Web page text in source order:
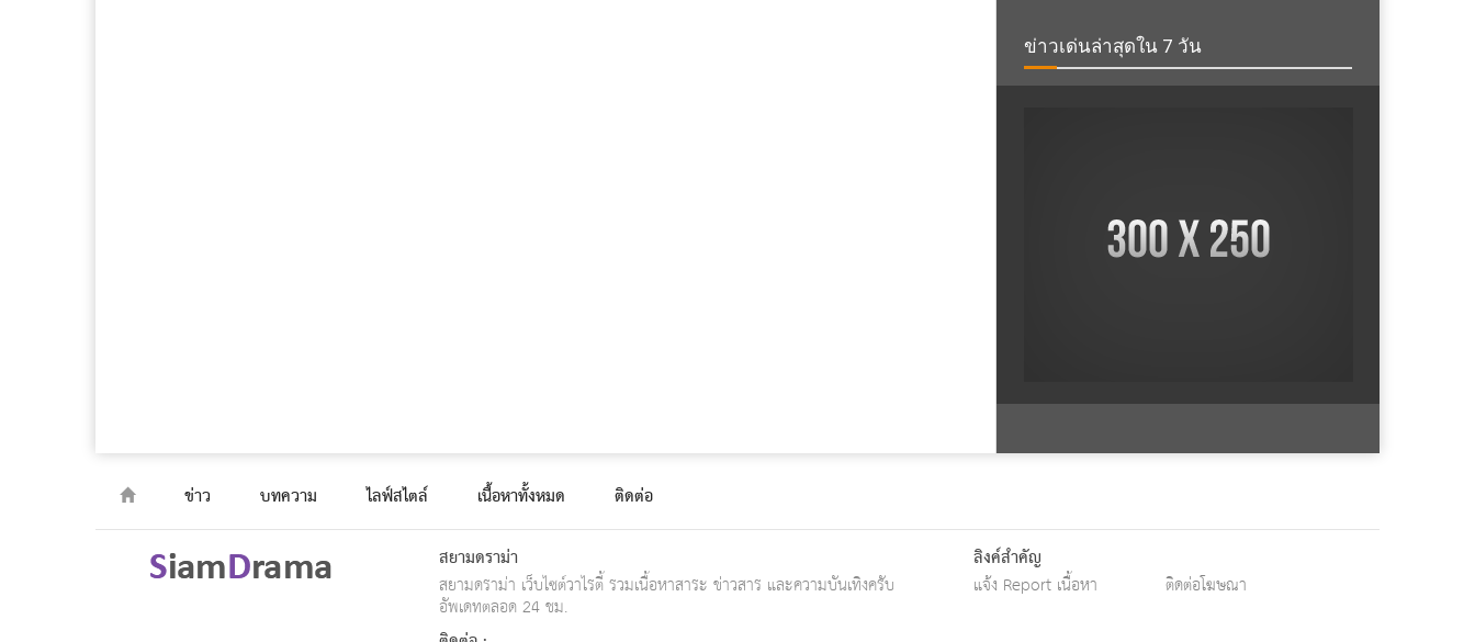
ข่าวเด่นล่าสุดใน 7 วัน
ข่าว บทความ ไลฟ์สไตล์ เนื้อหาทั้งหมด
ติดต่อ
สยามดราม่า
สยามดราม่า เว็บไซต์วาไรตี้ รวมเนื้อหาสาระ ข่าวสาร และความบันเทิงครับ
อัพเดทตลอด 24 ชม.
ลิงค์สำคัญ
แจ้ง Report เนื้อหา ติดต่อโฆษณา